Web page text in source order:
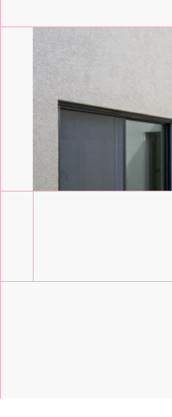
לשירותכם